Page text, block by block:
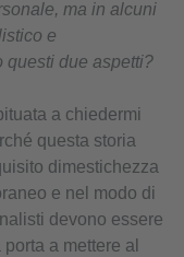
ma in alcuni
e
questi due aspetti?
a chiedermi
questa storia
dimestichezza
e nel modo di
devono essere
a mettere al